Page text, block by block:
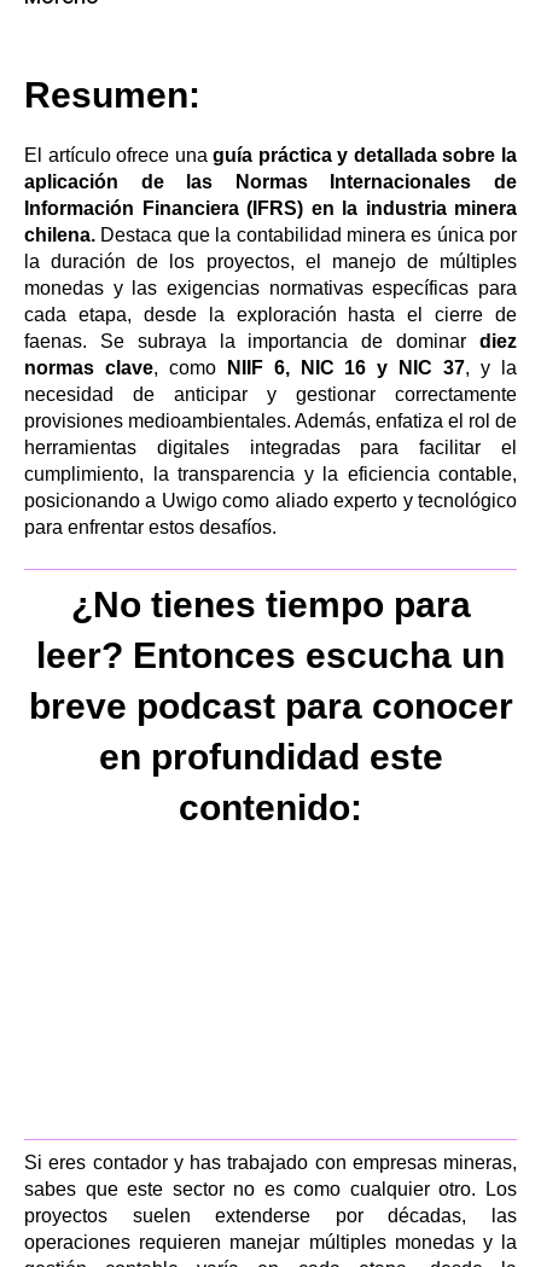
Resumen:
El artículo ofrece unaguía práctica y detallada sobre la
aplicación de las Normas Internacionales de
Información Financiera (IFRS) en la industria minera
chilena. Destaca que la contabilidad minera es única por
la duración de los proyectos, el manejo de múltiples
monedas y las exigencias normativas específicas para
cada etapa, desde la exploración hasta el cierre de
faenas. Se subraya la importancia de dominar diez
normas clave, como NIIF 6, NIC 16 y NIC 37, y la
necesidad de anticipar y gestionar correctamente
provisiones medioambientales. Además, enfatiza el rol de
herramientas digitales integradas para facilitar el
cumplimiento, la transparencia y la eficiencia contable,
posicionando a Uwigo como aliado experto y tecnológico
para enfrentar estos desafíos.
¿No tienes tiempo para
leer? Entonces escucha un
breve podcast para conocer
en profundidad este
contenido:
Si eres contador y has trabajado con empresas mineras,
sabes que este sector no es como cualquier otro. Los
proyectos suelen extenderse por décadas, las
operaciones requieren manejar múltiples monedas y la